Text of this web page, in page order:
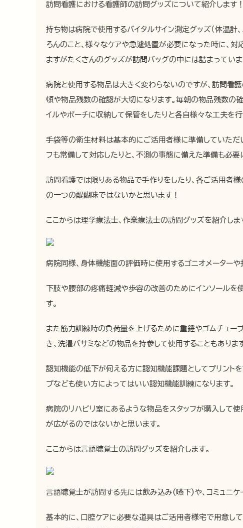
訪問看護における看護師の訪問グッズについて紹介します！
持ち物は病院で使用するバイタルサイン測定グッズ（体温計
ろんのこと、様々なケアや急遽処置が必要になった時に、
ますがたくさんのグッズが訪問バッグの中には詰まっていま
病院と使用する物品は大きく変わらないのですが、訪問看
頓や物品残数の確認が大切になります。毎朝の物品残数の
イルやポーチに収納して保管をしたりと各自様々な工夫を行
手袋等の衛生材料は基本的にご活用者様に準備していただ
フも常備して対応したりと、不測の事態に備えた準備も必要
訪問看護では限りある物品で手作りをしたり、各ご活用者
の一つの醍醐味ではないかと思います！
ここからは理学療法士、作業療法士の訪問グッズを紹介しま
病院同様、身体機能面の評価時に使用するゴニオメーターや
下肢や腰部の疼痛軽減や歩容の改善のためにインソールを
す。
また筋力訓練時の負荷量を上げるために重錘やゴムチュー
き、洗濯バサミなどの物品を持参して使用することもあります
認知機能の低下が伺える方に認知機能課題としてプリント
プなども使い方によってはいい認知機能訓練になります。
病院のリハビリ室にあるような物品をスタッフが購入して
が広がるのではないかと思います。
ここからは言語聴覚士の訪問グッズを紹介します。
言語聴覚士が訪問する先には飲み込み(嚥下)や、コミュニケ
基本的に、口腔ケアに必要な道具はご活用者様宅で用意し